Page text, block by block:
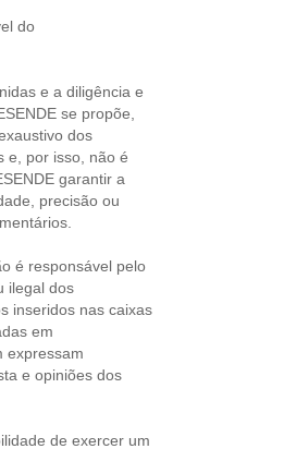
do
e a diligência e
se propõe,
dos
e, por isso, não é
garantir a
precisão ou
é responsável pelo
ilegal dos
inseridos nas caixas
em
expressam
e opiniões dos
de exercer um